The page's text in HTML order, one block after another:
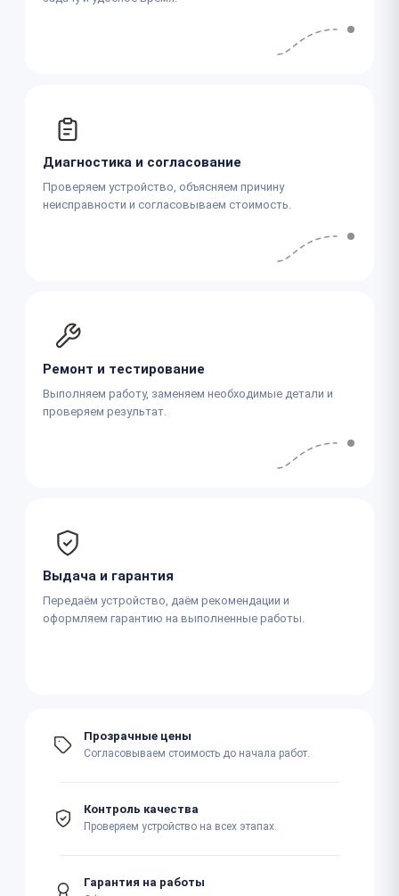
Диагностика и согласование
Проверяем устройство, объясняем причину
неисправности и согласовываем стоимость.
Ремонт и тестирование
Выполняем работу, заменяем необходимые детали и
проверяем результат.
Выдача и гарантия
Передаём устройство, даём рекомендации и
оформляем гарантию на выполненные работы.
Прозрачные цены
Согласовываем стоимость до начала работ.
Контроль качества
Проверяем устройство на всех этапах.
Гарантия на работы